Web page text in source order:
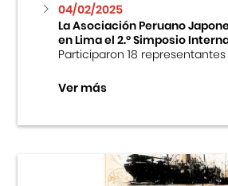
04/02/2025
La Asociación Peruano
en Lima el 2.º Simposio
Participaron 18 representantes
Ver más